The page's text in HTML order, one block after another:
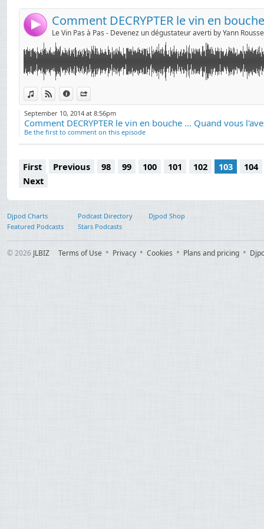
4
View in iTunes
View on Djpod
Information
* Les 3 étapes clés pour identifier un vin grâce à sa
* Les 2 types de salivation et ce qu'ils vous indiquent
* Une manière simple de classer les arômes "qui
catégories ... et ce que cela vous révèle sur le type de
September 10, 2014 at 8:56pm
Comment DECRYPTER le vin en bouche ... Quand vous
Be the first to comment on this episode
First Previous 98 99 100 101 102 103
104
Next
Djpod Charts Podcast Directory
Djpod Shop
Featured Podcasts
Stars Podcasts
© 2026 JLBIZ Terms of Use Privacy Cookies Plans and pricing